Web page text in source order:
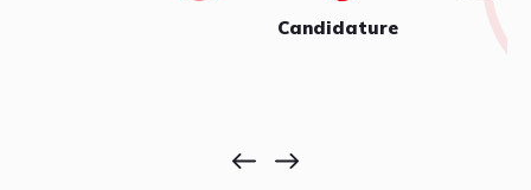
Candidature